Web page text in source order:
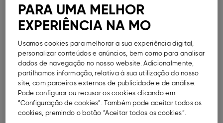
Guia de Tamanhos
Métodos de Pagamento Disponíveis
DESCRIÇÃO
PARA UMA MELHOR
EXPERIÊNCIA NA MO
Usamos cookies para melhorar a sua experiência digital,
personalizar conteúdos e anúncios, bem como para analisar
dados de navegação no nosso website. Adicionalmente,
partilhamos informação, relativa à sua utilização do nosso
site, com parceiros externos de publicidade e de análise.
Pode configurar ou recusar os cookies clicando em
“Configuração de cookies”. Também pode aceitar todos os
cookies, premindo o botão “Aceitar todos os cookies”.